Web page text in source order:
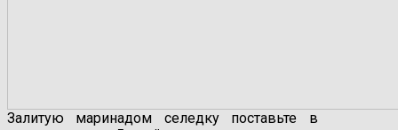
Залитую маринадом селедку поставьте в